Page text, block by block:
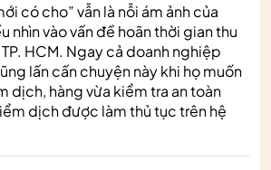
có cho” vẫn là nỗi ám ảnh của
nhìn vào vấn đề hoãn thời gian thu
HCM. Ngay cả doanh nghiệp
lấn cấn chuyện này khi họ muốn
dịch, hàng vừa kiểm tra an toàn
dịch được làm thủ tục trên hệ